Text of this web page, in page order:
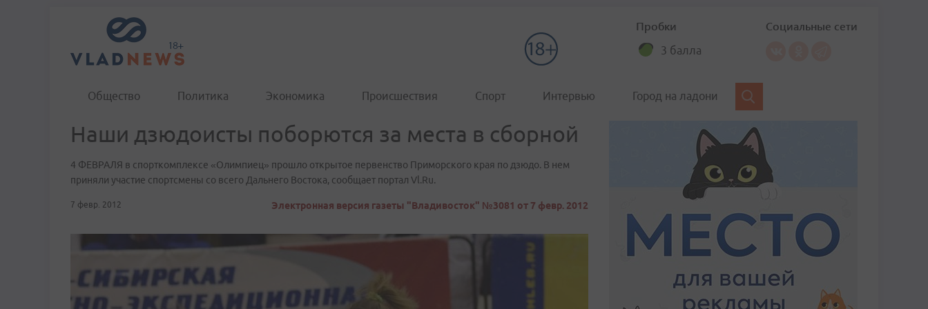
Пробки
3 балла
Социальные сети
Общество Политика Экономика Происшествия Спорт Интервью Город на ладони
Наши дзюдоисты поборются за места в сборной
4 ФЕВРАЛЯ в спорткомплексе «Олимпиец» прошло открытое первенство Приморского края по дзюдо. В нем
приняли участие спортсмены со всего Дальнего Востока, сообщает портал Vl.Ru.
7 февр. 2012 Электронная версия газеты "Владивосток" №3081 от 7 февр. 2012